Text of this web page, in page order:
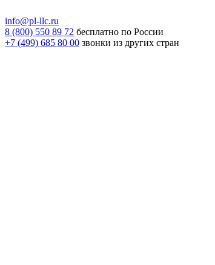
info@pl-llc.ru
8 (800) 550 89 72 бесплатно по России
+7 (499) 685 80 00 звонки из других стран